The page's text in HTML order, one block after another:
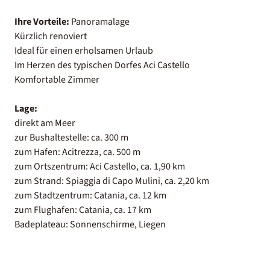
Ihre Vorteile: Panoramalage
Kürzlich renoviert
Ideal für einen erholsamen Urlaub
Im Herzen des typischen Dorfes Aci Castello
Komfortable Zimmer
Lage:
direkt am Meer
zur Bushaltestelle: ca. 300 m
zum Hafen: Acitrezza, ca. 500 m
zum Ortszentrum: Aci Castello, ca. 1,90 km
zum Strand: Spiaggia di Capo Mulini, ca. 2,20 km
zum Stadtzentrum: Catania, ca. 12 km
zum Flughafen: Catania, ca. 17 km
Badeplateau: Sonnenschirme, Liegen